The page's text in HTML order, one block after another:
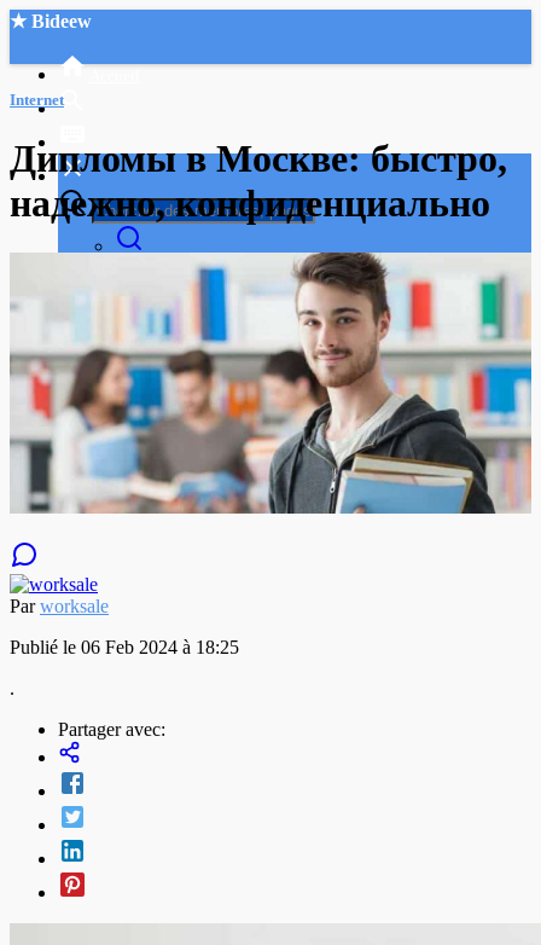
★ Bideew
Recherche Avancée
Connexion
Créer un compte
Mode nuit
Internet
Дипломы в Москве: быстро,
надежно, конфиденциально
Parworksale
Publié le 06 Feb 2024 à 18:25
.
Partager avec: